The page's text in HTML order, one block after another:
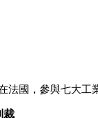
法國，參與七大
裁